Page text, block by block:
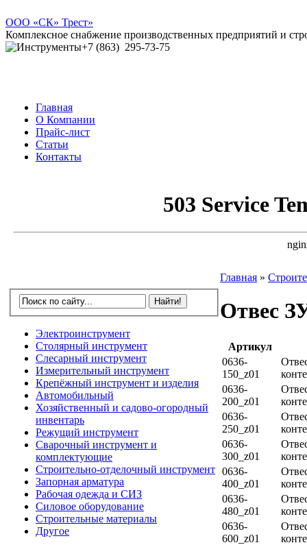
ООО «СК» Трест»
Комплексное снабжение производственных предприятий и
+7 (863) 295-73-75
Главная
О Компании
Прайс-лист
Статьи
Контакты
Электроинструмент
Столярный инструмент
Слесарный инструмент
Измерительный инструмент
Крепёжный инструмент и изделия
Автомобильный
Хозяйственный и садово-огородный
инвентарь
Режущий инструмент
Сварочный инструмент и
комплектующие
Строительно-отделочный инструмент
Запорная арматура
Рабочая одежда и СИЗ
Силовое оборудование
Строительные материалы
Другое
Главная »
Отвес
Артикул
0636-
150_z01
0636-
200_z01
0636-
250_z01
0636-
300_z01
0636-
400_z01
0636-
480_z01
0636-
600_z01